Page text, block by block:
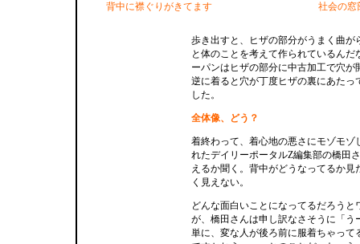
背中に襟ぐりがきてます 社会の窓
歩き出すと、ヒザの部分がうまく曲が
と体のことを考えて作られているんだ
ーパンはヒザの部分に中古加工で穴が
逆に着ると穴が丁度ヒザの裏にあたっ
した。
全体像、どう？
着終わって、着心地の悪さにモゾモゾ
れたデイリーポータルZ編集部の橋田
えるか聞く。背中がどうなってるか見
く見えない。
どんな面白いことになってるだろうと
が、橋田さんは申し訳なさそうに「う
単に、変な人が後ろ前に服着ちゃって